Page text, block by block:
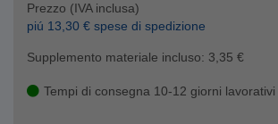
Prezzo (IVA inclusa)
piú 13,30 € spese di spedizione
Supplemento materiale incluso: 3,35 €
Tempi di consegna 10-12 giorni lavorativi